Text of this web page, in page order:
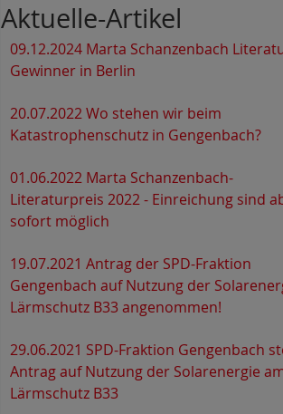
Aktuelle-Artikel
09.12.2024 Marta Schanzenbach
Gewinner in Berlin
20.07.2022 Wo stehen wir beim
Katastrophenschutz in Gengenbach?
01.06.2022 Marta Schanzenbach-
Literaturpreis 2022 - Einreichung sind
sofort möglich
19.07.2021 Antrag der SPD-Fraktion
Gengenbach auf Nutzung der
Lärmschutz B33 angenommen!
29.06.2021 SPD-Fraktion Gengenbach
Antrag auf Nutzung der Solarenergie
Lärmschutz B33